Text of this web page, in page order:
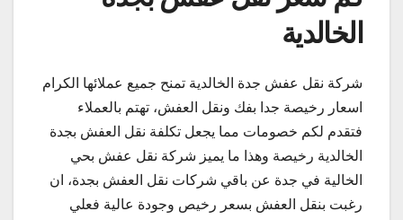
الخالدية
شركة نقل عفش جدة الخالدية تمنح جميع عملائها الكرام
اسعار رخيصة جدا بفك ونقل العفش، تهتم بالعملاء
فتقدم لكم خصومات مما يجعل تكلفة نقل العفش بجدة
الخالدية رخيصة وهذا ما يميز شركة نقل عفش بحي
الخالية في جدة عن باقي شركات نقل العفش بجدة، ان
رغبت بنقل العفش بسعر رخيص وجودة عالية فعلي